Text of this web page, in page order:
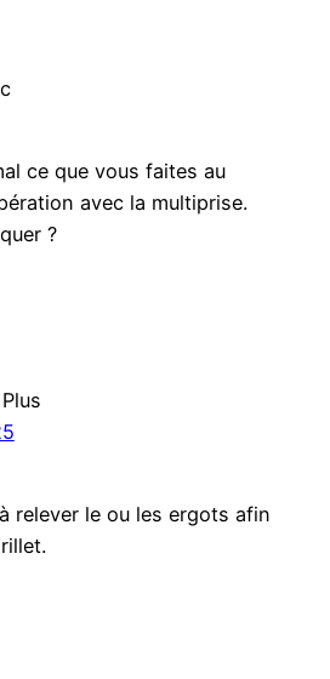
ce que vous faites au
avec la multiprise.
?
relever le ou les ergots afin